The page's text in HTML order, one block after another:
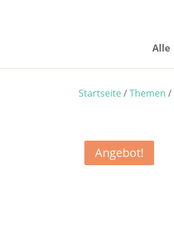
Alle
Startseite/Themen /
Angebot!